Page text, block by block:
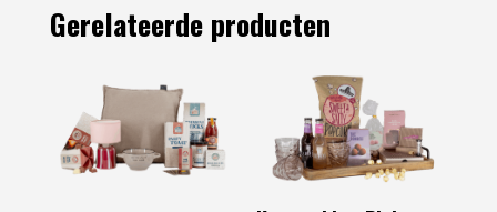
Gerelateerde producten